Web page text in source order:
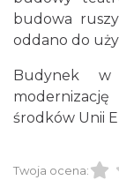
budowa
oddano do
Budynek
środków Unii
Twoja ocena: